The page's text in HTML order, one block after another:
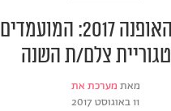
פרסי האופנה 2017: המועמדים
צלם/ת השנה
מאת מערכת את
11 באוגוסט 2017